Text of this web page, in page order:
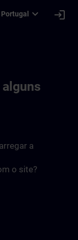
Portugal expand_more login
a
o site?